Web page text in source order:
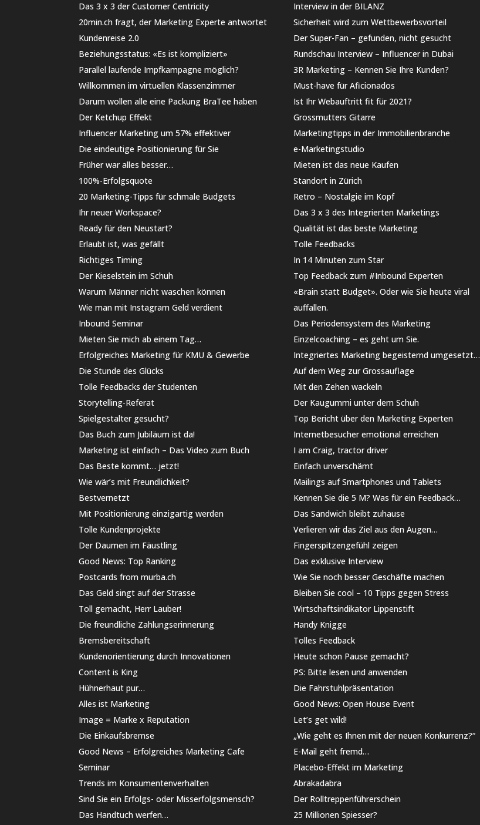
Das 3 x 3 der Customer Centricity
20min.ch fragt, der Marketing Experte antwortet
Kundenreise 2.0
Beziehungsstatus: «Es ist kompliziert»
Parallel laufende Impfkampagne möglich?
Willkommen im virtuellen Klassenzimmer
Darum wollen alle eine Packung BraTee haben
Der Ketchup Effekt
Influencer Marketing um 57% effektiver
Die eindeutige Positionierung für Sie
Früher war alles besser…
100%-Erfolgsquote
20 Marketing-Tipps für schmale Budgets
Ihr neuer Workspace?
Ready für den Neustart?
Erlaubt ist, was gefällt
Richtiges Timing
Der Kieselstein im Schuh
Warum Männer nicht waschen können
Wie man mit Instagram Geld verdient
Inbound Seminar
Mieten Sie mich ab einem Tag…
Erfolgreiches Marketing für KMU & Gewerbe
Die Stunde des Glücks
Tolle Feedbacks der Studenten
Storytelling-Referat
Spielgestalter gesucht?
Das Buch zum Jubiläum ist da!
Marketing ist einfach – Das Video zum Buch
Das Beste kommt… jetzt!
Wie wär’s mit Freundlichkeit?
Bestvernetzt
Mit Positionierung einzigartig werden
Tolle Kundenprojekte
Der Daumen im Fäustling
Good News: Top Ranking
Postcards from murba.ch
Das Geld singt auf der Strasse
Toll gemacht, Herr Lauber!
Die freundliche Zahlungserinnerung
Bremsbereitschaft
Kundenorientierung durch Innovationen
Content is King
Hühnerhaut pur…
Alles ist Marketing
Image = Marke x Reputation
Die Einkaufsbremse
Good News – Erfolgreiches Marketing Cafe
Seminar
Trends im Konsumentenverhalten
Sind Sie ein Erfolgs- oder Misserfolgsmensch?
Das Handtuch werfen…
Interview in der BILANZ
Sicherheit wird zum Wettbewerbsvorteil
Der Super-Fan – gefunden, nicht gesucht
Rundschau Interview – Influencer in Dubai
3R Marketing – Kennen Sie Ihre Kunden?
Must-have für Aficionados
Ist Ihr Webauftritt fit für 2021?
Grossmutters Gitarre
Marketingtipps in der Immobilienbranche
e-Marketingstudio
Mieten ist das neue Kaufen
Standort in Zürich
Retro – Nostalgie im Kopf
Das 3 x 3 des Integrierten Marketings
Qualität ist das beste Marketing
Tolle Feedbacks
In 14 Minuten zum Star
Top Feedback zum #Inbound Experten
«Brain statt Budget». Oder wie Sie heute viral
auffallen.
Das Periodensystem des Marketing
Einzelcoaching – es geht um Sie.
Integriertes Marketing begeisternd umgesetzt…
Auf dem Weg zur Grossauflage
Mit den Zehen wackeln
Der Kaugummi unter dem Schuh
Top Bericht über den Marketing Experten
Internetbesucher emotional erreichen
I am Craig, tractor driver
Einfach unverschämt
Mailings auf Smartphones und Tablets
Kennen Sie die 5 M? Was für ein Feedback…
Das Sandwich bleibt zuhause
Verlieren wir das Ziel aus den Augen…
Fingerspitzengefühl zeigen
Das exklusive Interview
Wie Sie noch besser Geschäfte machen
Bleiben Sie cool – 10 Tipps gegen Stress
Wirtschaftsindikator Lippenstift
Handy Knigge
Tolles Feedback
Heute schon Pause gemacht?
PS: Bitte lesen und anwenden
Die Fahrstuhlpräsentation
Good News: Open House Event
Let’s get wild!
„Wie geht es Ihnen mit der neuen Konkurrenz?“
E-Mail geht fremd…
Placebo-Effekt im Marketing
Abrakadabra
Der Rolltreppenführerschein
25 Millionen Spiesser?